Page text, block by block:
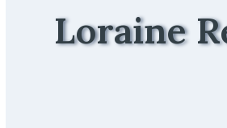
Loraine